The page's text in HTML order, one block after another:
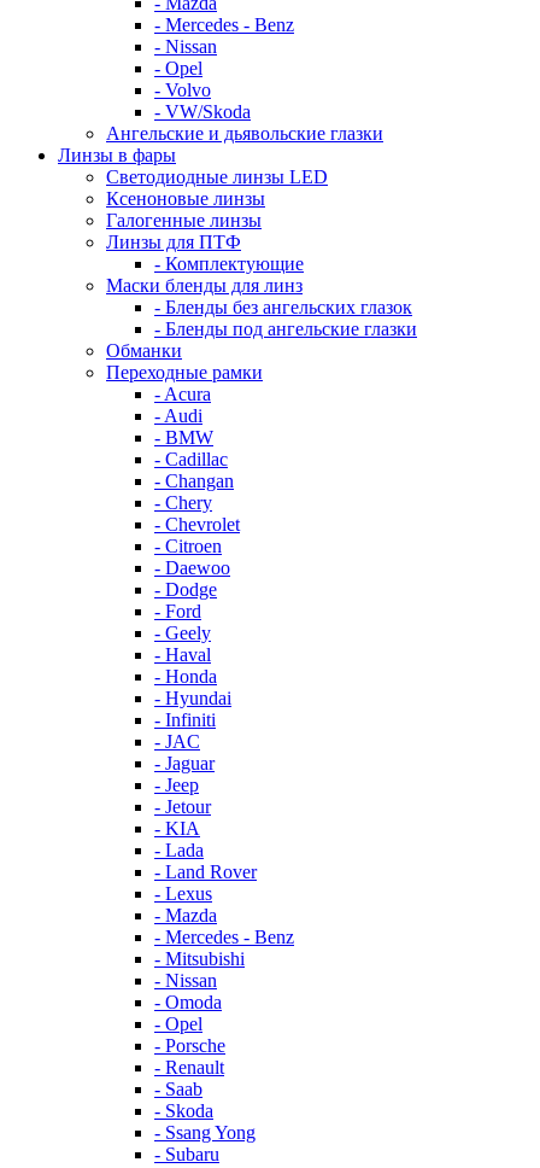
- Mercedes - Benz
- Nissan
- Opel
- Volvo
- VW/Skoda
Ангельские и дьявольские глазки
Линзы в фары
Светодиодные линзы LED
Ксеноновые линзы
Галогенные линзы
Линзы для ПТФ
- Комплектующие
Маски бленды для линз
- Бленды без ангельских глазок
- Бленды под ангельские глазки
Обманки
Переходные рамки
- Acura
- Audi
- BMW
- Cadillac
- Changan
- Chery
- Chevrolet
- Citroen
- Daewoo
- Dodge
- Ford
- Geely
- Haval
- Honda
- Hyundai
- Infiniti
- JAC
- Jaguar
- Jeep
- Jetour
- KIA
- Lada
- Land Rover
- Lexus
- Mazda
- Mercedes - Benz
- Mitsubishi
- Nissan
- Omoda
- Opel
- Porsche
- Renault
- Saab
- Skoda
- Ssang Yong
- Subaru